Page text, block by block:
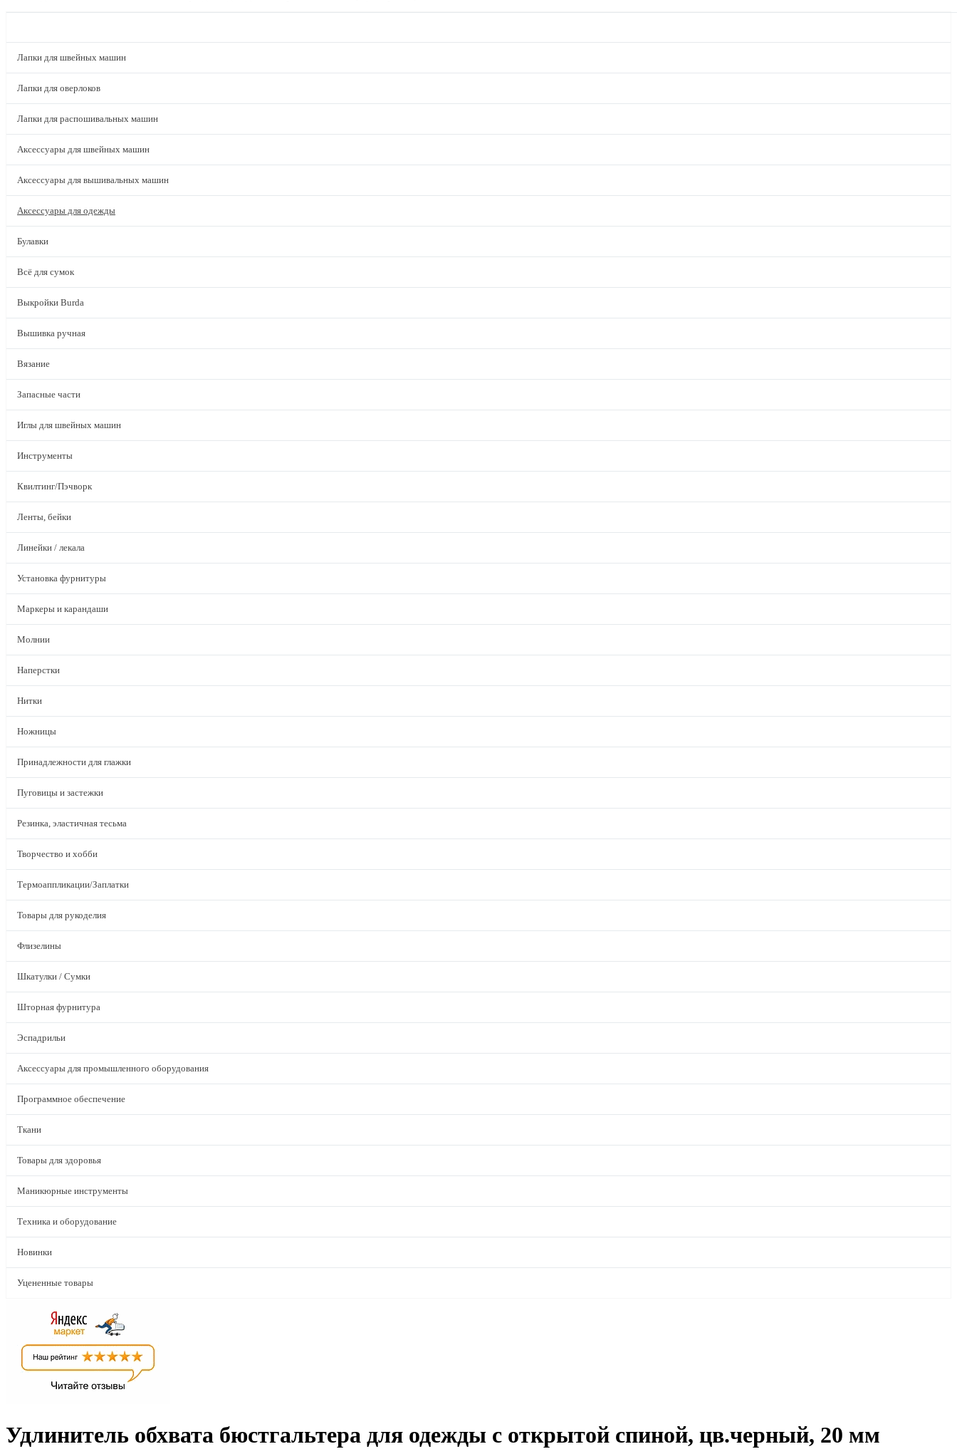
Лапки для швейных машин
Лапки для оверлоков
Лапки для распошивальных машин
Аксессуары для швейных машин
Аксессуары для вышивальных машин
Аксессуары для одежды
Булавки
Всё для сумок
Выкройки Burda
Вышивка ручная
Вязание
Запасные части
Иглы для швейных машин
Инструменты
Квилтинг/Пэчворк
Ленты, бейки
Линейки / лекала
Установка фурнитуры
Маркеры и карандаши
Молнии
Наперстки
Нитки
Ножницы
Принадлежности для глажки
Пуговицы и застежки
Резинка, эластичная тесьма
Творчество и хобби
Термоаппликации/Заплатки
Товары для рукоделия
Флизелины
Шкатулки / Сумки
Шторная фурнитура
Эспадрильи
Аксессуары для промышленного оборудования
Программное обеспечение
Ткани
Товары для здоровья
Маникюрные инструменты
Техника и оборудование
Новинки
Уцененные товары
Удлинитель обхвата бюстгальтера для одежды с открытой спиной, цв.черный, 20 мм